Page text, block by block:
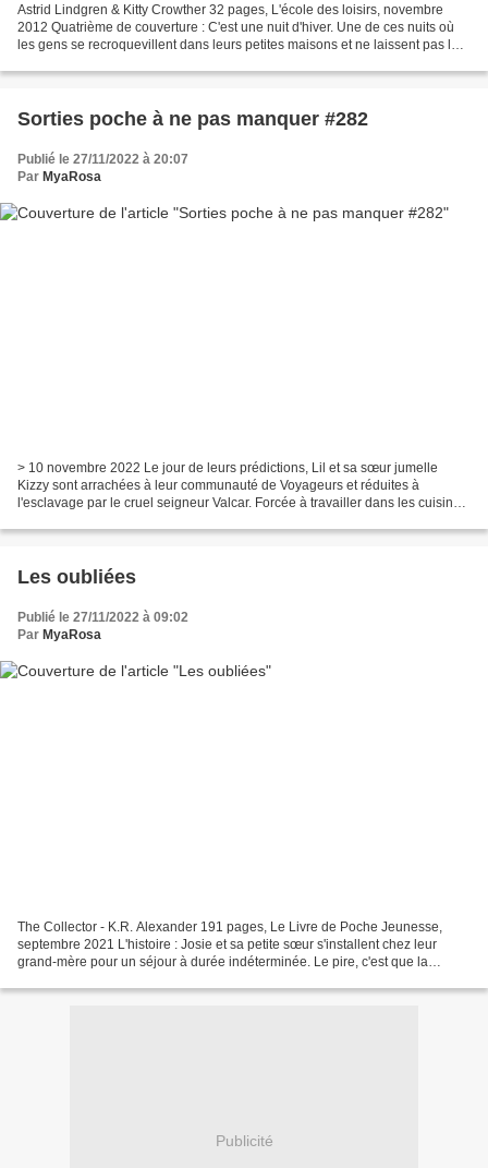
Astrid Lindgren & Kitty Crowther 32 pages, L'école des loisirs, novembre
2012 Quatrième de couverture : C'est une nuit d'hiver. Une de ces nuits où
les gens se recroquevillent dans leurs petites maisons et ne laissent pas le
Sorties poche à ne pas manquer #282
Publié le 27/11/2022 à 20:07
Par MyaRosa
> 10 novembre 2022 Le jour de leurs prédictions, Lil et sa sœur jumelle
Kizzy sont arrachées à leur communauté de Voyageurs et réduites à
l'esclavage par le cruel seigneur Valcar. Forcée à travailler dans les cuisines
Les oubliées
Publié le 27/11/2022 à 09:02
Par MyaRosa
The Collector - K.R. Alexander 191 pages, Le Livre de Poche Jeunesse,
septembre 2021 L'histoire : Josie et sa petite sœur s'installent chez leur
grand-mère pour un séjour à durée indéterminée. Le pire, c'est que la
Publicité